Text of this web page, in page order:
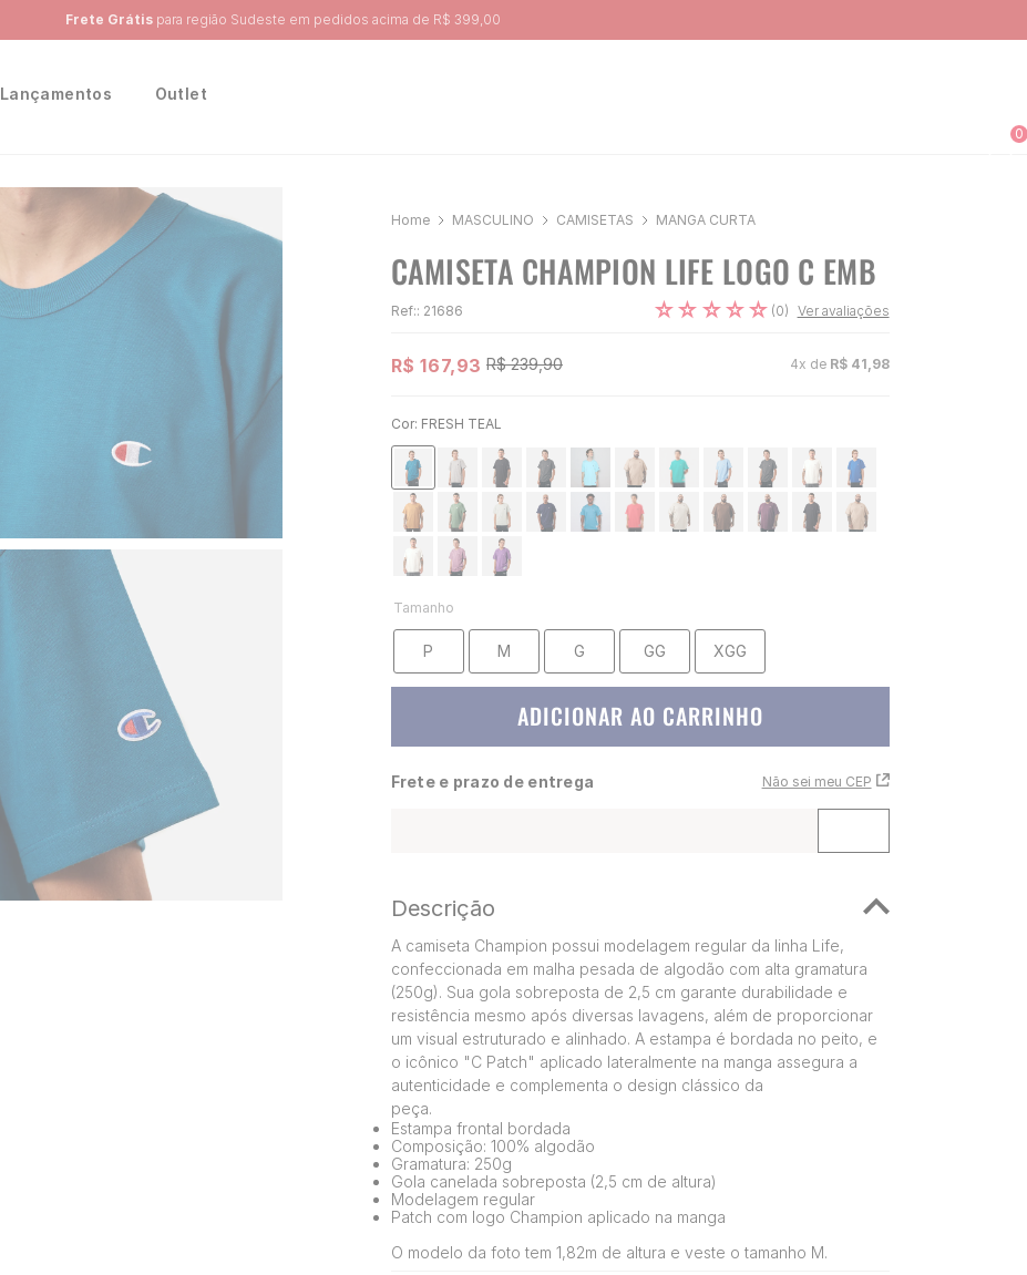
Ganhe 10% na primeira compra, utilizando o cupom: PRIMEIRA10
Lançamentos Outlet
0
MASCULINO CAMISETAS MANGA CURTA
CAMISETA CHAMPION LIFE LOGO C EMB
Ref:: 21686 ☆☆ ☆☆☆ (0) Ver avaliações
R$ 167,93 R$ 239,90 4x de R$ 41 98
Cor: FRESH TEAL
Tamanho
P M G GG XGG
ADICIONAR AO CARRINHO
Frete e prazo de entrega Não sei meu CEP
Descrição
A camiseta Champion possui modelagem regular da linha Life,
confeccionada em malha pesada de algodão com alta gramatura
(250g). Sua gola sobreposta de 2,5 cm garante durabilidade e
resistência mesmo após diversas lavagens, além de proporcionar
um visual estruturado e alinhado. A estampa é bordada no peito, e
o icônico "C Patch" aplicado lateralmente na manga assegura a
autenticidade e complementa o design clássico da
peça.
Estampa frontal bordada
Composição: 100% algodão
Gramatura: 250g
Gola canelada sobreposta (2,5 cm de altura)
Modelagem regular
Patch com logo Champion aplicado na manga
O modelo da foto tem 1,82m de altura e veste o tamanho M.